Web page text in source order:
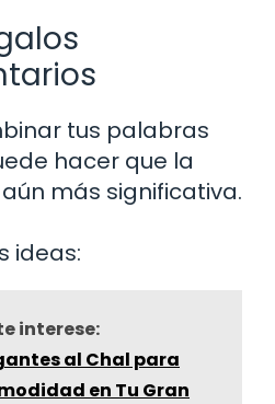
tus palabras
hacer que la
más significativa.
ideas:
interese:
al Chal para
en Tu Gran